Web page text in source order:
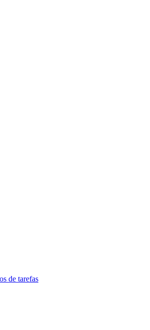
de tarefas